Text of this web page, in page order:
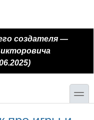
создателя —
toggle